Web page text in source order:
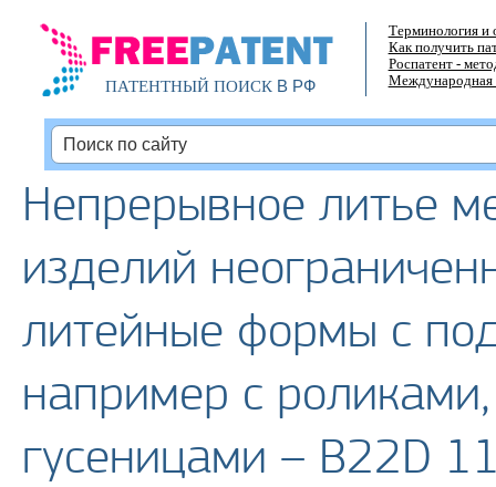
ПАТЕНТНЫЙ ПОИСКВ РФ
Терминология и
Как получить
Роспатент -
Международная
Непрерывное литье
изделий
литейные формы с
например с
гусеницами – B22D